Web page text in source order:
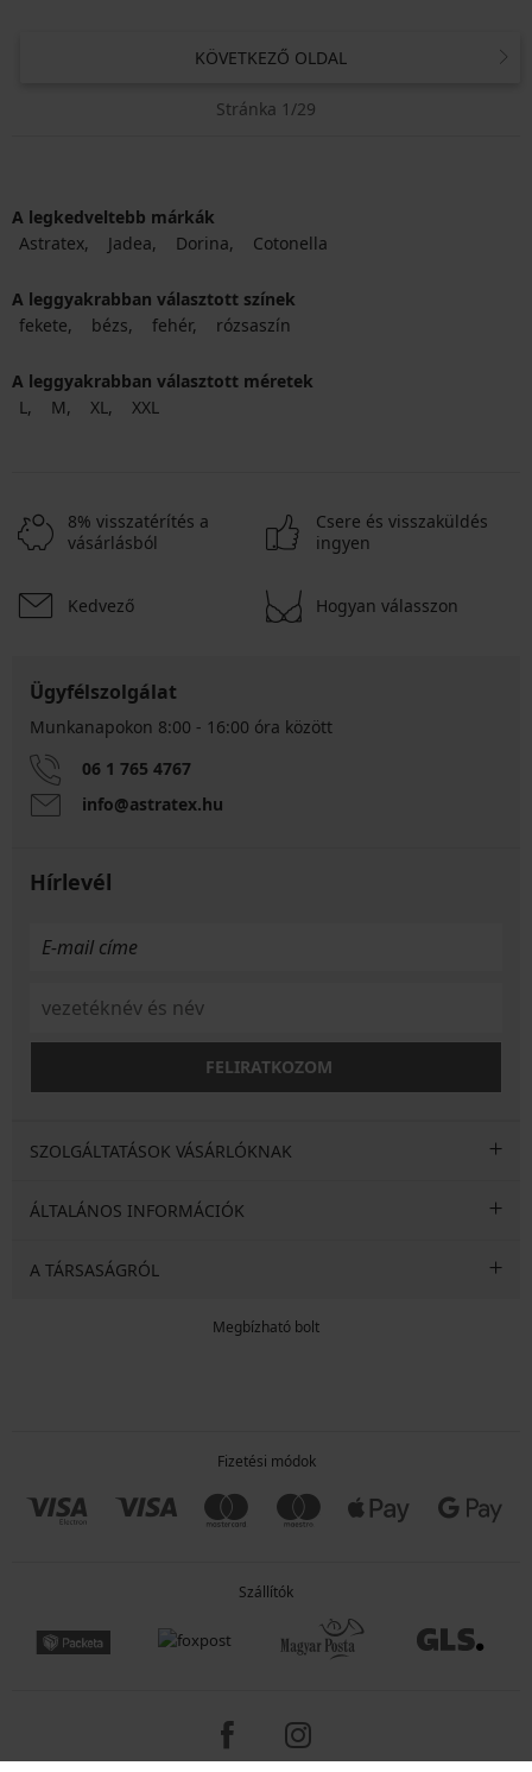
KÖVETKEZŐ OLDAL
Stránka 1/29
A legkedveltebb márkák
Astratex
Jadea Dorina Cotonella
A leggyakrabban választott színek
fekete
bézs fehér rózsaszín
A leggyakrabban választott méretek
L
M XL XXL
8% visszatérítés a
vásárlásból
Csere és visszaküldés
ingyen
Kedvező Hogyan válasszon
Ügyfélszolgálat
Munkanapokon 8:00 - 16:00 óra között
06 1 765 4767
info@astratex.hu
Hírlevél
FELIRATKOZOM
SZOLGÁLTATÁSOK VÁSÁRLÓKNAK
ÁLTALÁNOS INFORMÁCIÓK
A TÁRSASÁGRÓL
Megbízható bolt
Fizetési módok
Szállítók